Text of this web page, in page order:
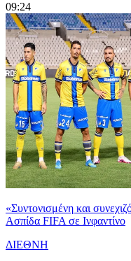
09:24
«Συντονισμένη και
Ασπίδα FIFA σε Ινφαντίνο
ΔΙΕΘΝΗ